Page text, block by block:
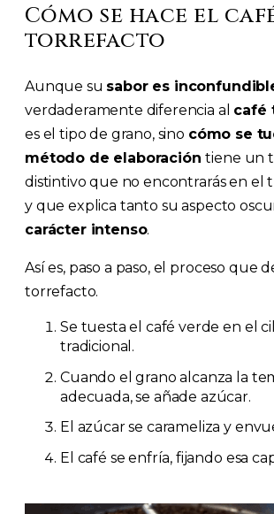
Cómo se hace el
torrefacto
Aunque su sabor es
verdaderamente diferencia al café
es el tipo de grano, sino cómo se
método de elaboracióntiene un
distintivo que no encontrarás en el
y que explica tanto su aspecto
carácter intenso.
Así es, paso a paso, el proceso que
torrefacto.
Se tuesta el café verde en el
tradicional.
Cuando el grano alcanza la
adecuada, se añade azúcar.
El azúcar se carameliza y
El café se enfría, fijando esa